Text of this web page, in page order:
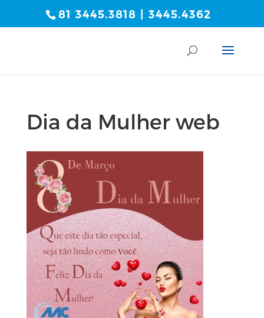
81 3445.3818 | 3445.4362
Dia da Mulher web